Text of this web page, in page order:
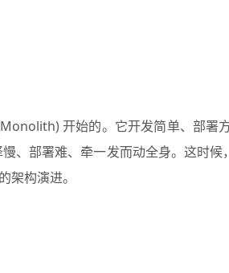
开始的。它开发简单、部署
、部署难、牵一发而动全身。这时候
架构演进。